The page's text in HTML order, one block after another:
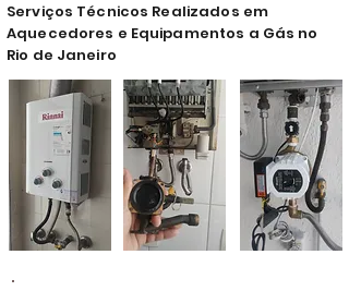
Serviços Técnicos Realizados em
Aquecedores e Equipamentos a Gás no
Rio de Janeiro